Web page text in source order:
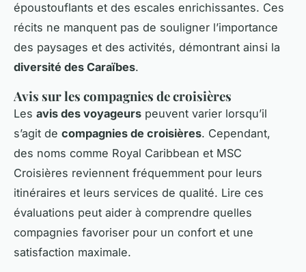
époustouflants et des escales enrichissantes. Ces
récits ne manquent pas de souligner l’importance
des paysages et des activités, démontrant ainsi la
diversité des Caraïbes.
Avis sur les compagnies de croisières
Les avis des voyageurs peuvent varier lorsqu’il
s’agit de compagnies de croisières. Cependant,
des noms comme Royal Caribbean et MSC
Croisières reviennent fréquemment pour leurs
itinéraires et leurs services de qualité. Lire ces
évaluations peut aider à comprendre quelles
compagnies favoriser pour un confort et une
satisfaction maximale.